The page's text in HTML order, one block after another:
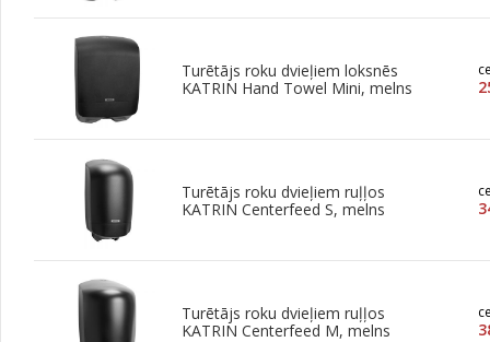
Turētājs roku dvieļiem loksnēs
KATRIN Hand Towel Mini, melns
Turētājs roku dvieļiem ruļļos
KATRIN Centerfeed S, melns
Turētājs roku dvieļiem ruļļos
KATRIN Centerfeed M, melns